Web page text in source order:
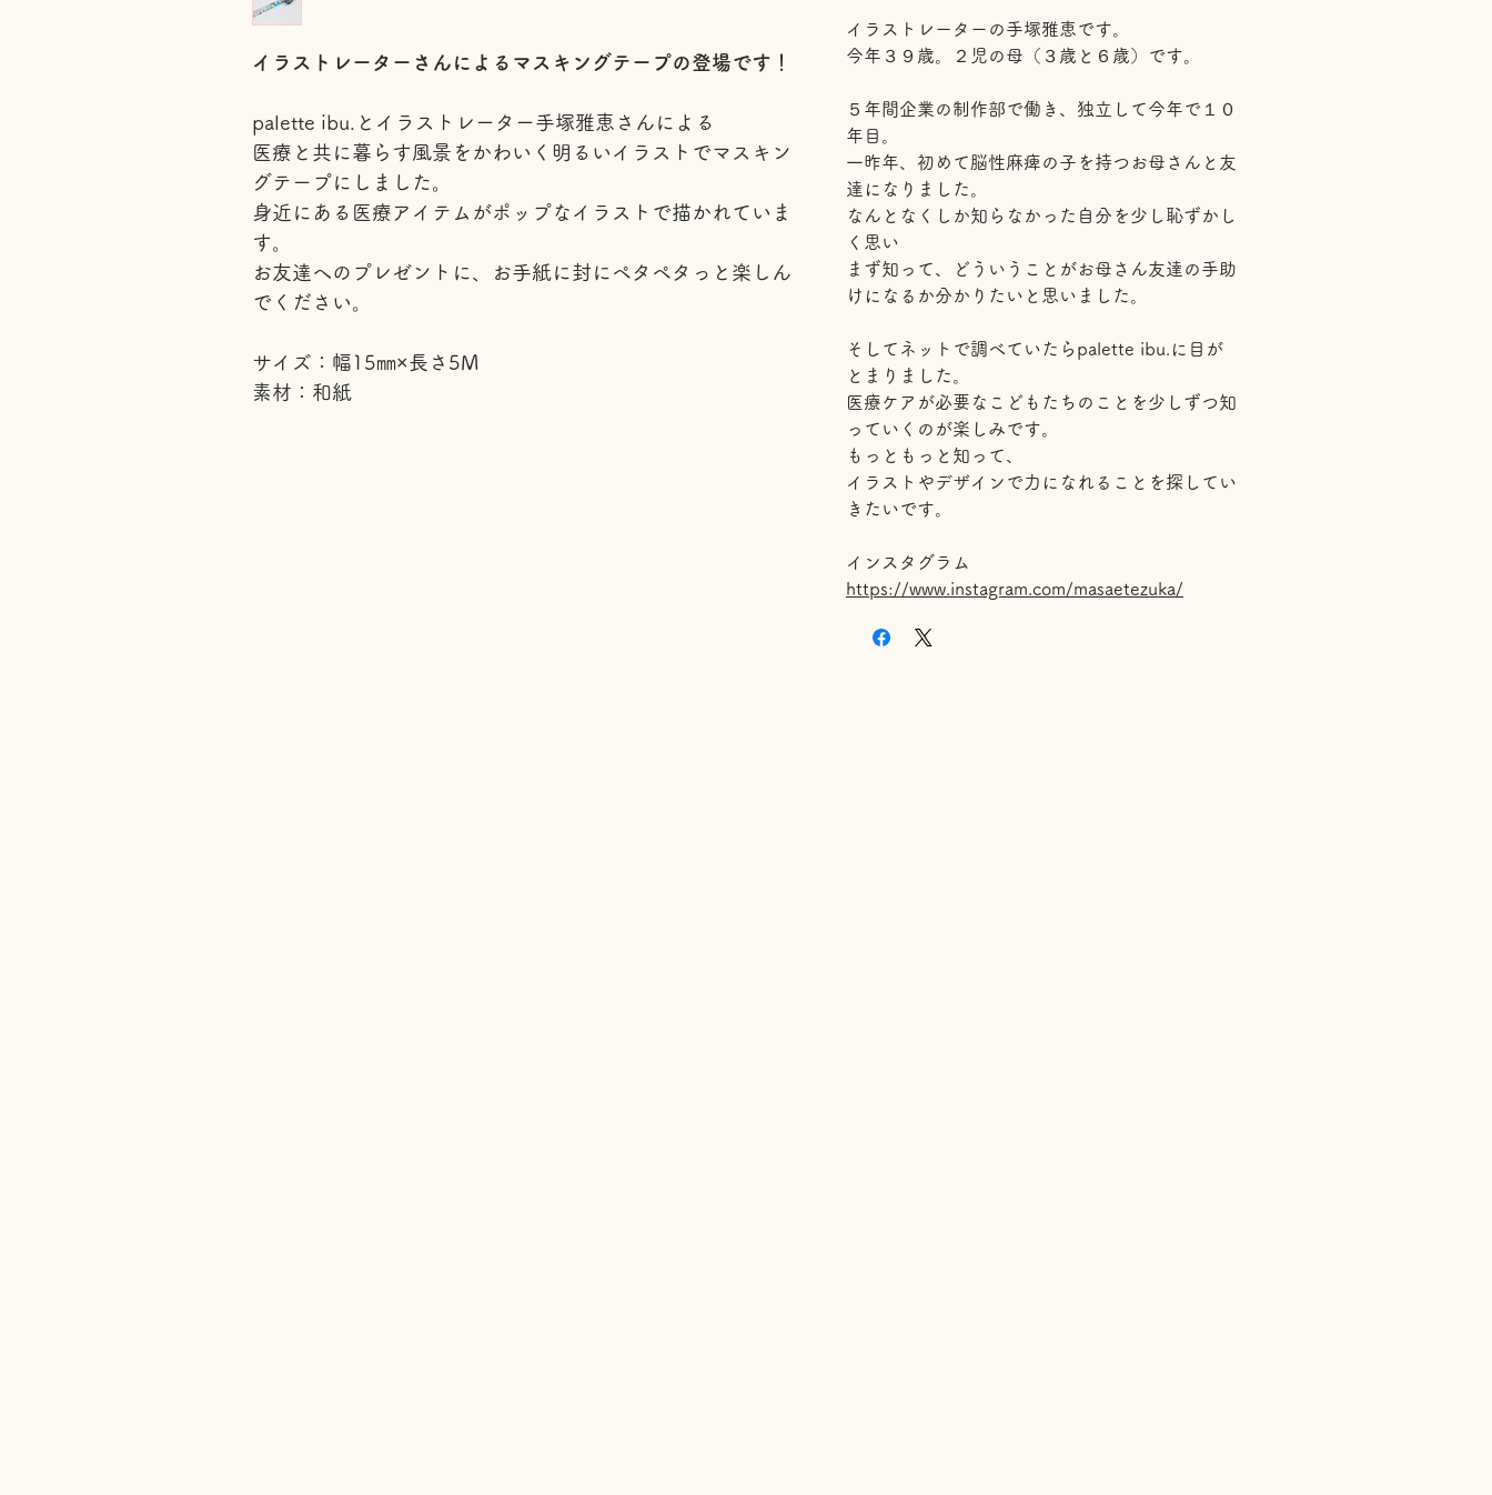
イラストレーターさんによるマスキングテープの登場です！
palette ibu.とイラストレーター手塚雅恵さんによる
医療と共に暮らす風景をかわいく明るいイラストでマスキン
グテープにしました。
身近にある医療アイテムがポップなイラストで描かれていま
す。
お友達へのプレゼントに、お手紙に封にペタペタっと楽しん
でください。
サイズ：幅15㎜×長さ5M
素材：和紙
イラストレーターの手塚雅恵です。
今年３９歳。２児の母（３歳と６歳）です。
５年間企業の制作部で働き、独立して今年で１０
年目。
一昨年、初めて脳性麻痺の子を持つお母さんと友
達になりました。
なんとなくしか知らなかった自分を少し恥ずかし
く思い
まず知って、どういうことがお母さん友達の手助
けになるか分かりたいと思いました。
そしてネットで調べていたらpalette ibu.に目が
とまりました。
医療ケアが必要なこどもたちのことを少しずつ知
っていくのが楽しみです。
もっともっと知って、
イラストやデザインで力になれることを探してい
きたいです。
インスタグラム
https://www.instagram.com/masaetezuka/